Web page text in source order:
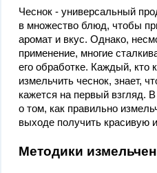
Чеснок - универсальный
в множество блюд, чтобы
аромат и вкус. Однако,
применение, многие
его обработке. Каждый, кто
измельчить чеснок, знает,
кажется на первый взгляд.
о том, как правильно
выходе получить красивую
Методики